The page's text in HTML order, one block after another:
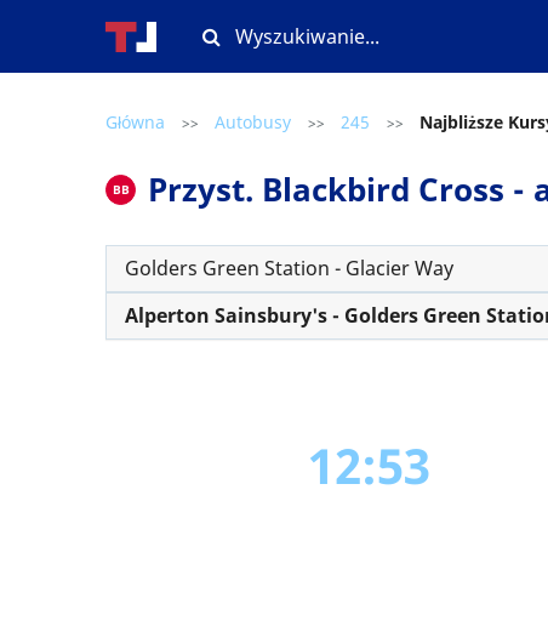
Główna >> Autobusy >> 245 >> Najbliższe
BB Przyst. Blackbird Cross -
Golders Green Station - Glacier Way
Alperton Sainsbury's - Golders Green
12:53